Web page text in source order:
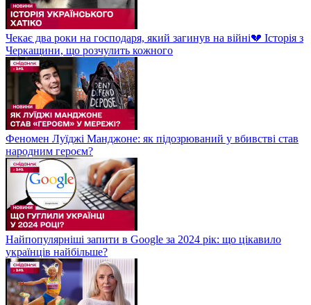
Чекає два роки на господаря, який загинув на війні💔 Історія з
Черкащини, що розчулить кожного
Феномен Луїджі Манджоне: як підозрюваний у вбивстві став
народним героєм?
Найпопулярніші запити в Google за 2024 рік: що цікавило
українців найбільше?